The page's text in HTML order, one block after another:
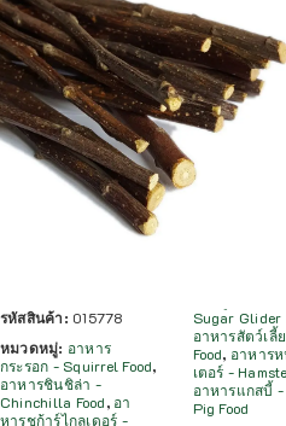
รหัสสินค้า: 015778
หมวดหมู่: อาหาร
กระรอก - Squirrel Food,
อาหารชินชิล่า -
Chinchilla Food, อา
หารชูก้าร์ไกลเดอร์ -
Sugar Glider
อาหารสัตว์เลี้
Food, อาหาร
เตอร์ -
อาหารแกสบี้ -
Pig Food